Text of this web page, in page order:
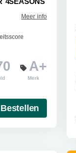
Meer info
A+
Merk
Bestellen